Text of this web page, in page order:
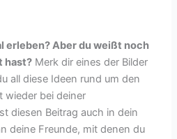
erleben? Aber du weißt noch
hast? Merk dir eines der Bilder
all diese Ideen rund um den
wieder bei deiner
diesen Beitrag auch in dein
deine Freunde, mit denen du